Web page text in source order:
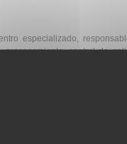
especializado,
procesamiento, control de
precise.
hospital granadino lleva en
de más de mil litros
la actividad del Banco se ha
a recién nacidos ingresados